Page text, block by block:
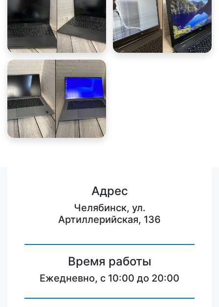
Адрес
Челябинск, ул.
Артиллерийская, 136
Время работы
Ежедневно, с 10:00 до 20:00